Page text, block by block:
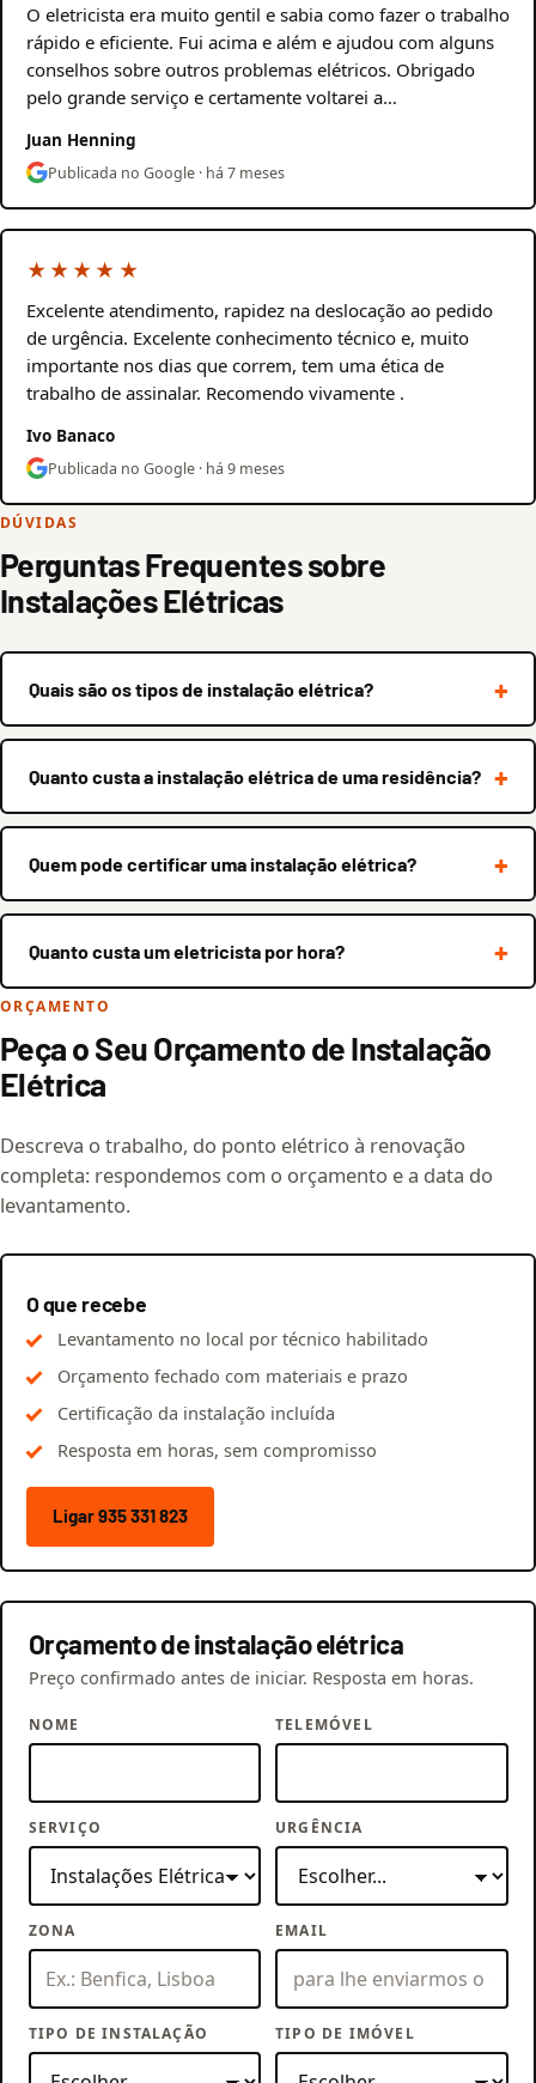
O eletricista era muito gentil e sabia como fazer o trabalho
rápido e eficiente. Fui acima e além e ajudou com alguns
conselhos sobre outros problemas elétricos. Obrigado
pelo grande serviço e certamente voltarei a…
Juan Henning
Publicada no Google · há 7 meses
★★★★★
Excelente atendimento, rapidez na deslocação ao pedido
de urgência. Excelente conhecimento técnico e, muito
importante nos dias que correm, tem uma ética de
trabalho de assinalar. Recomendo vivamente .
Ivo Banaco
Publicada no Google · há 9 meses
DÚVIDAS
Perguntas Frequentes sobre
Instalações Elétricas
Quais são os tipos de instalação elétrica?
Quanto custa a instalação elétrica de uma residência?
Quem pode certificar uma instalação elétrica?
Quanto custa um eletricista por hora?
ORÇAMENTO
Peça o Seu Orçamento de Instalação
Elétrica
Descreva o trabalho, do ponto elétrico à renovação
completa: respondemos com o orçamento e a data do
levantamento.
O que recebe
Levantamento no local por técnico habilitado
Orçamento fechado com materiais e prazo
Certificação da instalação incluída
Resposta em horas, sem compromisso
Ligar 935 331 823
Orçamento de instalação elétrica
Preço confirmado antes de iniciar. Resposta em horas.
NOME TELEMÓVEL
SERVIÇO URGÊNCIA
ZONA EMAIL
TIPO DE INSTALAÇÃO TIPO DE IMÓVEL